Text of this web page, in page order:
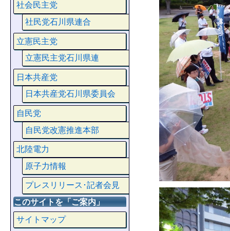
社会民主党
社民党石川県連合
立憲民主党
立憲民主党石川県連
日本共産党
日本共産党石川県委員会
自民党
自民党改憲推進本部
北陸電力
原子力情報
プレスリリース･記者会見
このサイトを「ご案内」
サイトマップ